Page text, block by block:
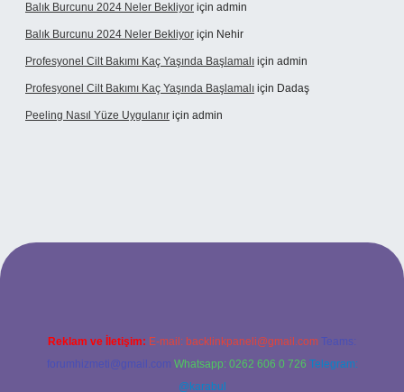
Balık Burcunu 2024 Neler Bekliyor için admin
Balık Burcunu 2024 Neler Bekliyor için Nehir
Profesyonel Cilt Bakımı Kaç Yaşında Başlamalı için admin
Profesyonel Cilt Bakımı Kaç Yaşında Başlamalı için Dadaş
Peeling Nasıl Yüze Uygulanır için admin
Reklam ve İletişim: E-mail: backlinkpaneli@gmail.com Teams:
forumhizmeti@gmail.com Whatsapp: 0262 606 0 726 Telegram:
@karabul